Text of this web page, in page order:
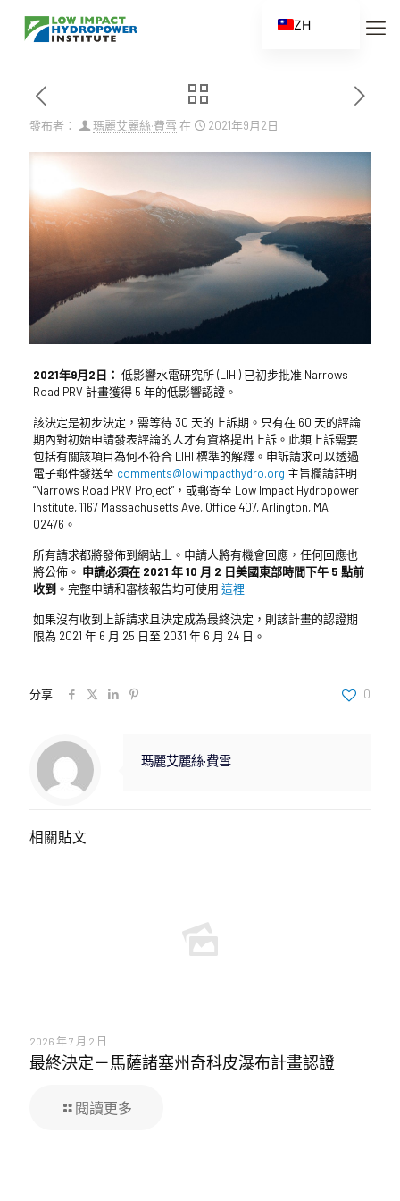
發布者： 瑪麗艾麗絲·費雪 在 2021年9月2日
2021年9月2日： 低影響水電研究所 (LIHI) 已初步批准 Narrows
Road PRV 計畫獲得 5 年的低影響認證。
該決定是初步決定，需等待 30 天的上訴期。只有在 60 天的評論
期內對初始申請發表評論的人才有資格提出上訴。此類上訴需要
包括有關該項目為何不符合 LIHI 標準的解釋。申訴請求可以透過
電子郵件發送至 comments@lowimpacthydro.org 主旨欄請註明
“Narrows Road PRV Project”，或郵寄至 Low Impact Hydropower
Institute, 1167 Massachusetts Ave, Office 407, Arlington, MA
02476。
所有請求都將發佈到網站上。申請人將有機會回應，任何回應也
將公佈。 申請必須在 2021 年 10 月 2 日美國東部時間下午 5 點前
收到 。完整申請和審核報告均可使用 這裡.
如果沒有收到上訴請求且決定成為最終決定，則該計畫的認證期
限為 2021 年 6 月 25 日至 2031 年 6 月 24 日。
分享 0
瑪麗艾麗絲·費雪
相關貼文
2026 年 7 月 2 日
最終決定－馬薩諸塞州奇科皮瀑布計畫認證
閱讀更多
ZH